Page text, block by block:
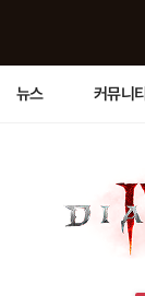
뉴스 커뮤니티